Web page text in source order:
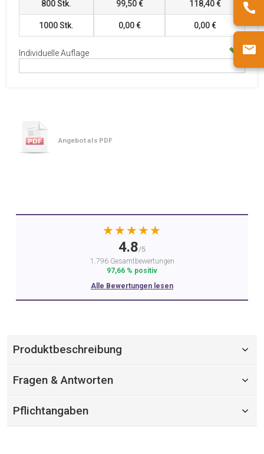
800Stk. 99,50 € 118,40 €
1000Stk. 0,00 € 0,00 €
Individuelle Auflage
Angebot als PDF
★★★★★
4.8/5
1.796 Gesamtbewertungen
97,66 % positiv
Alle Bewertungen lesen
Produktbeschreibung
Fragen & Antworten
Pflichtangaben